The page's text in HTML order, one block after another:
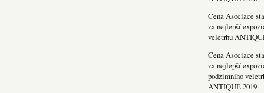
Cena Asociace
za nejlepší
veletrhu
Cena Asociace
za nejlepší
podzimního
ANTIQUE 2019